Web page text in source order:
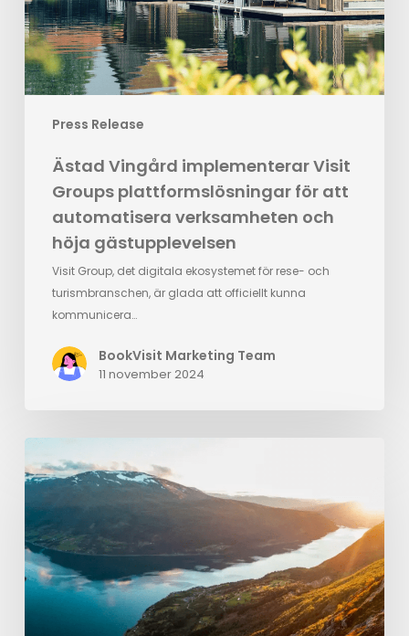
Press Release
att
automatisera
verksamheten
och
gästupplevelsen
Ästad Vingård implementerar Visit
Groups plattformslösningar för att
automatisera verksamheten och
höja gästupplevelsen
Visit Group, det digitala ekosystemet för rese- och
turismbranschen, är glada att officiellt kunna
kommunicera…
BookVisit Marketing Team
11 november 2024
BookVisit
and
Utflukt
Team
Up
to
Enhance
Norway’s